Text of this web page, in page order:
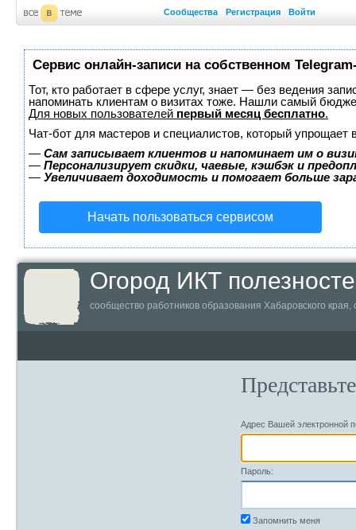
Сообщества Регистрация Войти
Сервис онлайн-записи на собственном
Тот, кто работает в сфере услуг, знает — без ведения
напоминать клиентам о визитах тоже. Нашли самый
Для новых пользователей первый месяц бесплатно.
Чат-бот для мастеров и специалистов, который упрощает
— Сам записывает клиентов и напоминает им о
— Персонализирует скидки, чаевые, кэшбэк и
— Увеличивает доходимость и помогает больше
Начать пользоваться сервисом
Огород ИКТ
сообщество работников образования Хабаровского
Адрес Вашей электронной
Пароль:
Запомнить меня